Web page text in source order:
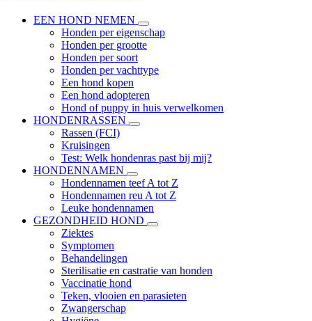
EEN HOND NEMEN
Honden per eigenschap
Honden per grootte
Honden per soort
Honden per vachttype
Een hond kopen
Een hond adopteren
Hond of puppy in huis verwelkomen
HONDENRASSEN
Rassen (FCI)
Kruisingen
Test: Welk hondenras past bij mij?
HONDENNAMEN
Hondennamen teef A tot Z
Hondennamen reu A tot Z
Leuke hondennamen
GEZONDHEID HOND
Ziektes
Symptomen
Behandelingen
Sterilisatie en castratie van honden
Vaccinatie hond
Teken, vlooien en parasieten
Zwangerschap